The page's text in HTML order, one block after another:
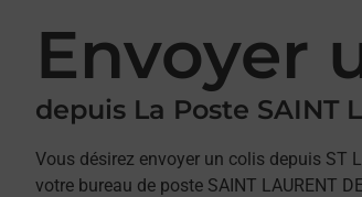
Envoyer
depuis La Poste SAINT
Vous désirez envoyer un colis depuis ST
votre bureau de poste SAINT LAURENT